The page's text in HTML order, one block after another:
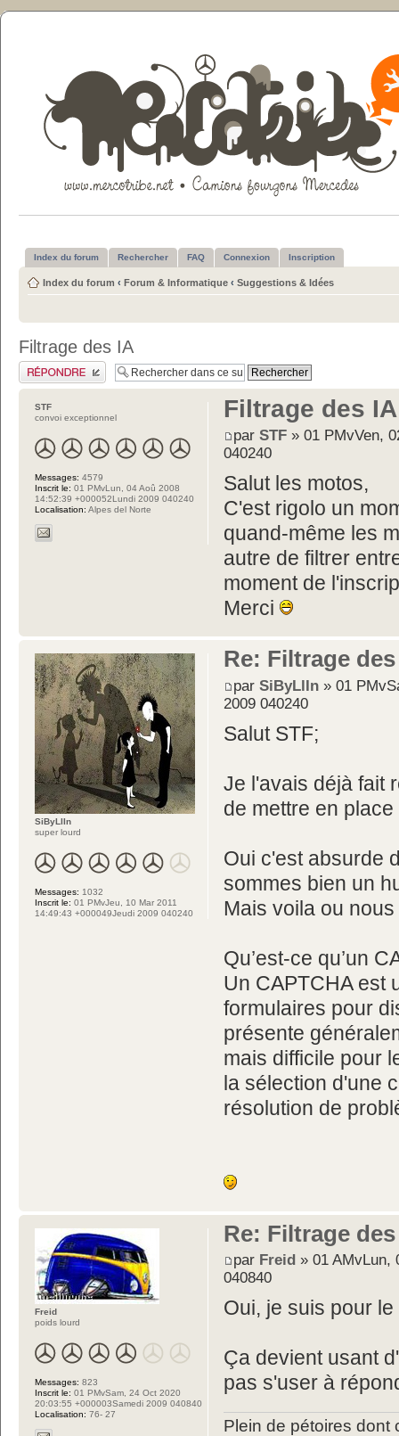
Index du forum Rechercher FAQ Connexion Inscription
Index du forum ‹ Forum & Informatique ‹ Suggestions & Idées
Filtrage des IA
Publier une réponse
Filtrage des IA
parSTF » 01 PMvVen,
040240
Salut les motos,
C'est rigolo un
quand-même les
autre de filtrer
moment de
Merci
STF
convoi exceptionnel
Messages: 4579
Inscrit le: 01 PMvLun, 04 Aoû 2008
14:52:39 +000052Lundi 2009 040240
Localisation: Alpes del Norte
Re: Filtrage
parSiByLlIn » 01
2009 040240
Salut STF;
Je l'avais déjà fait
de mettre en
Oui c'est absurde
sommes bien un
Mais voila ou
Qu’est-ce qu’un
Un CAPTCHA est
formulaires pour
présente
mais difficile pour
la sélection d'une
résolution de
SiByLlIn
super lourd
Messages: 1032
Inscrit le: 01 PMvJeu, 10 Mar 2011
14:49:43 +000049Jeudi 2009 040240
Re: Filtrage
par Freid » 01 AMvLun,
040840
Oui, je suis pour
Ça devient usant
pas s'user à
Plein de pétoires dont
Freid
poids lourd
Messages: 823
Inscrit le: 01 PMvSam, 24 Oct 2020
20:03:55 +000003Samedi 2009 040840
Localisation: 76- 27